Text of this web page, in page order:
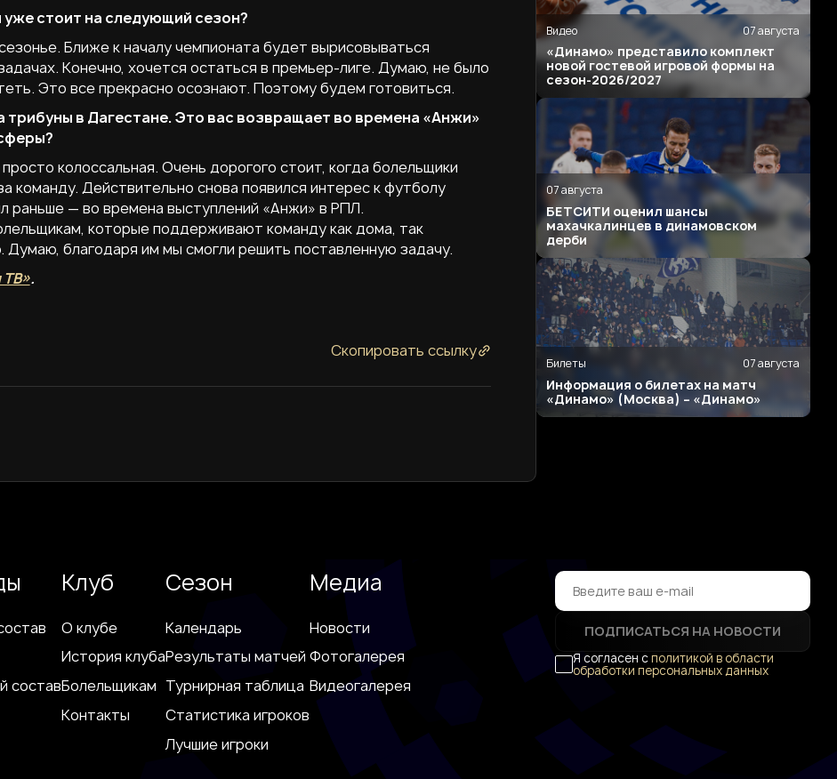
стоит на следующий сезон?
Ближе к началу чемпионата будет вырисовываться
Конечно, хочется остаться в премьер-лиге. Думаю, не было
Это все прекрасно осознают. Поэтому будем готовиться.
в Дагестане. Это вас возвращает во времена «Анжи»
колоссальная. Очень дорогого стоит, когда болельщики
команду. Действительно снова появился интерес к футболу
раньше — во времена выступлений «Анжи» в РПЛ.
которые поддерживают команду как дома, так
Думаю, благодаря им мы смогли решить поставленную задачу.
ТВ».
Скопировать ссылку
Видео 07 августа
«Динамо» представило комплект
новой гостевой игровой формы на
сезон-2026/2027
07 августа
БЕТСИТИ оценил шансы
махачкалинцев в динамовском
дерби
Билеты 07 августа
Информация о билетах на матч
«Динамо» (Москва) – «Динамо»
состав
Клуб
О клубе
История клуба
Болельщикам
Контакты
Сезон
Календарь
Результаты матчей
Турнирная таблица
Статистика игроков
Лучшие игроки
Медиа
Новости
Фотогалерея
Видеогалерея
ПОДПИСАТЬСЯ НА НОВОСТИ
Я согласен сполитикой в области
обработки персональных данных